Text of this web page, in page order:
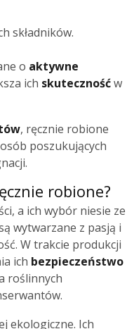
składników.
o aktywne
ich skutecznośćw
, ręcznie robione
poszukujących
robione?
a ich wybór niesie ze
wytwarzane z pasją i
W trakcie produkcji
ich bezpieczeństwo
roślinnych
ekologiczne. Ich